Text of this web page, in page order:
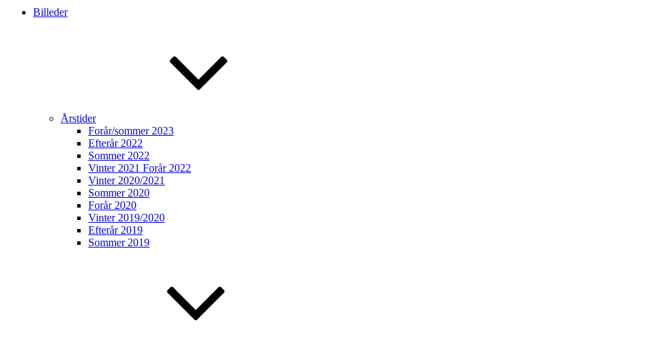
Billeder
Årstider
Forår/sommer 2023
Efterår 2022
Sommer 2022
Vinter 2021 Forår 2022
Vinter 2020/2021
Sommer 2020
Forår 2020
Vinter 2019/2020
Efterår 2019
Sommer 2019